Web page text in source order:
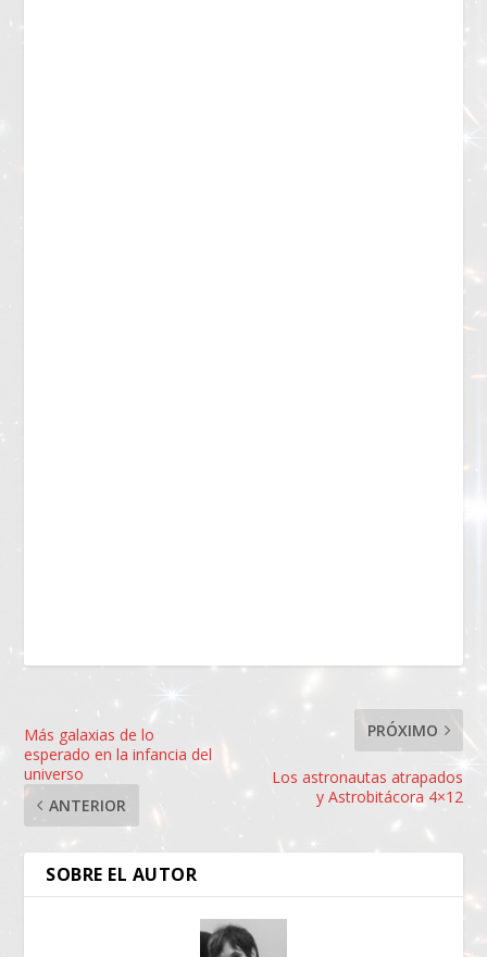
Más galaxias de lo
esperado en la infancia del
universo
ANTERIOR
PRÓXIMO
Los astronautas atrapados
y Astrobitácora 4×12
SOBRE EL AUTOR